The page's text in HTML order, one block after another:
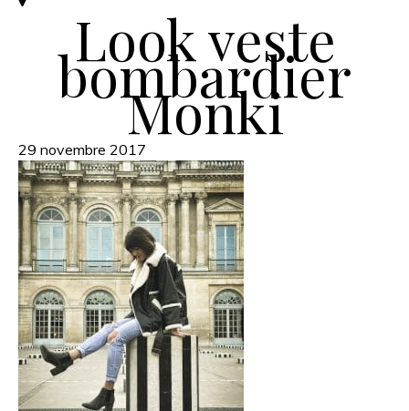
Look veste
bombardier
Monki
29 novembre 2017